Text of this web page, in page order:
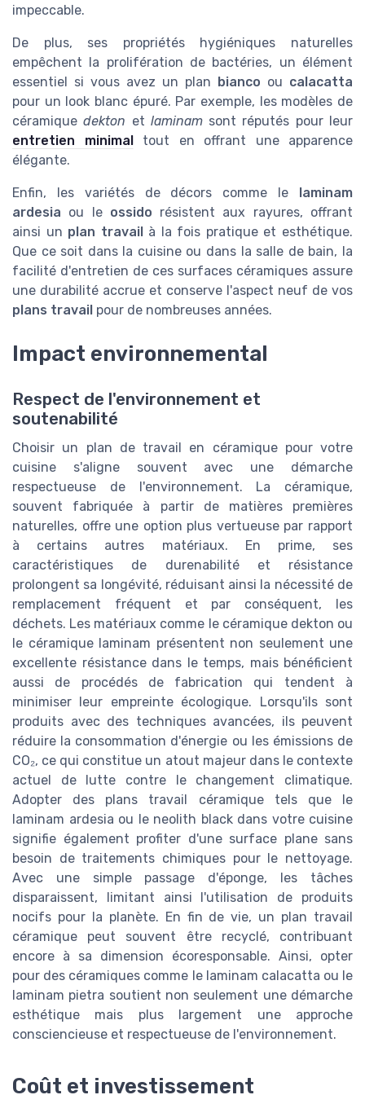
impeccable.
De plus, ses propriétés hygiéniques naturelles
empêchent la prolifération de bactéries, un élément
essentiel si vous avez un plan bianco ou calacatta
pour un look blanc épuré. Par exemple, les modèles de
céramiquedekton et laminamsont réputés pour leur
entretien minimaltout en offrant une apparence
élégante.
Enfin, les variétés de décors comme le laminam
ardesia ou le ossido résistent aux rayures, offrant
ainsi un plan travailà la fois pratique et esthétique.
Que ce soit dans la cuisine ou dans la salle de bain, la
facilité d'entretien de ces surfaces céramiques assure
une durabilité accrue et conserve l'aspect neuf de vos
plans travail pour de nombreuses années.
Impact environnemental
Respect de l'environnement et
soutenabilité
Choisir un plan de travail en céramique pour votre
cuisine s'aligne souvent avec une démarche
respectueuse de l'environnement. La céramique,
souvent fabriquée à partir de matières premières
naturelles, offre une option plus vertueuse par rapport
à certains autres matériaux. En prime, ses
caractéristiques de durenabilité et résistance
prolongent sa longévité, réduisant ainsi la nécessité de
remplacement fréquent et par conséquent, les
déchets. Les matériaux comme le céramique dekton ou
le céramique laminam présentent non seulement une
excellente résistance dans le temps, mais bénéficient
aussi de procédés de fabrication qui tendent à
minimiser leur empreinte écologique. Lorsqu'ils sont
produits avec des techniques avancées, ils peuvent
réduire la consommation d'énergie ou les émissions de
CO₂, ce qui constitue un atout majeur dans le contexte
actuel de lutte contre le changement climatique.
Adopter des plans travail céramique tels que le
laminam ardesia ou le neolith black dans votre cuisine
signifie également profiter d'une surface plane sans
besoin de traitements chimiques pour le nettoyage.
Avec une simple passage d'éponge, les tâches
disparaissent, limitant ainsi l'utilisation de produits
nocifs pour la planète. En fin de vie, un plan travail
céramique peut souvent être recyclé, contribuant
encore à sa dimension écoresponsable. Ainsi, opter
pour des céramiques comme le laminam calacatta ou le
laminam pietra soutient non seulement une démarche
esthétique mais plus largement une approche
consciencieuse et respectueuse de l'environnement.
Coût et investissement